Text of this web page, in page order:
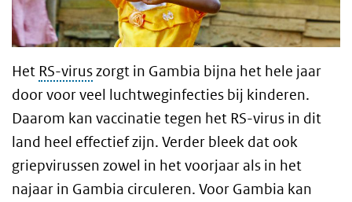
Het RS-viruszorgt in Gambia bijna het hele jaar
door voor veel luchtweginfecties bij kinderen.
Daarom kan vaccinatie tegen het RS-virus in dit
land heel effectief zijn. Verder bleek dat ook
griepvirussen zowel in het voorjaar als in het
najaar in Gambia circuleren. Voor Gambia kan